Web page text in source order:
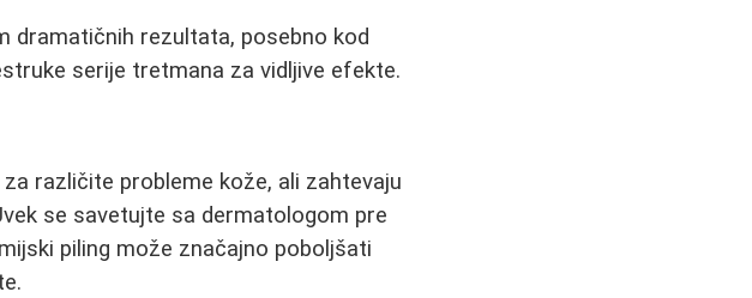
dramatičnih rezultata, posebno kod
serije tretmana za vidljive efekte.
različite probleme kože, ali zahtevaju
se savetujte sa dermatologom pre
piling može značajno poboljšati